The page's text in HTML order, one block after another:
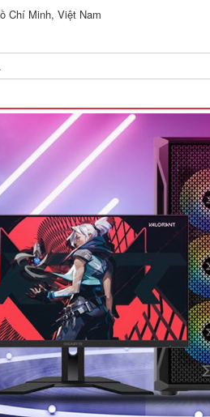
Chí Minh, Việt Nam